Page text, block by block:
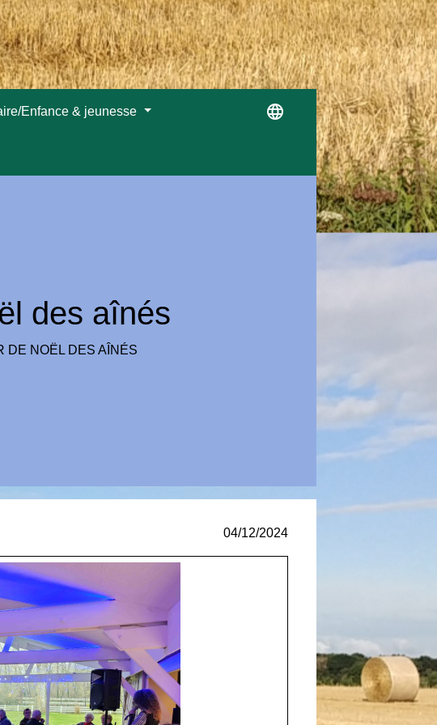
Enfance & jeunesse language
des aînés
DE NOËL DES AÎNÉS
04/12/2024